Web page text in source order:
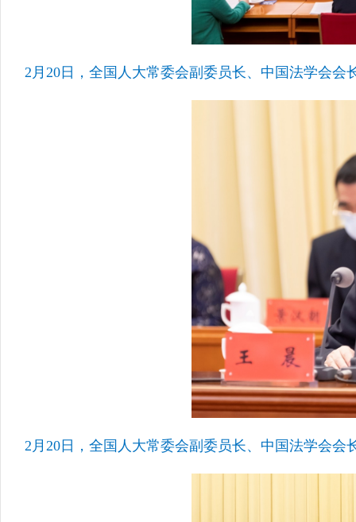
2月20日，全国人大常委会副委员长、中国法学会
2月20日，全国人大常委会副委员长、中国法学会